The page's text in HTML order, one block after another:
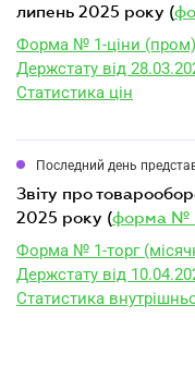
липень 2025 року (
Форма № 1-ціни (пром)
Держстату від
Статистика цін
Последний день
звіту про товарооборот торгової мережі за липень
2025 року (форма №
Форма № 1-торг
Держстату від
Статистика